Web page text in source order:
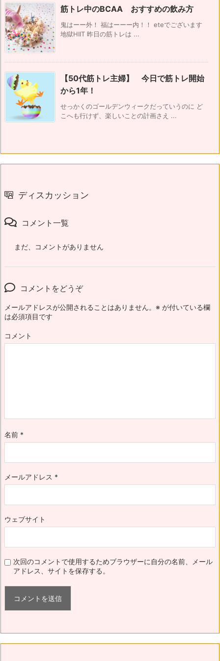
筋トレ中のBCAA おすすめの飲み方
鬼はーー外！ 福はーーー内！！ eteでございます
地獄HIIT 昨日の筋トレは ...
【50代筋トレ主婦】 今日で筋トレ開始
から1年！
せっかくのゴールデンウィークだっていうのに ど
こへも行けず、楽しいことの計画さえ ...
ディスカッション
コメント一覧
まだ、コメントがありません
コメントをどうぞ
メールアドレスが公開されることはありません。 ※ が付いている欄
は必須項目です
コメント
名前 *
メールアドレス *
ウェブサイト
次回のコメントで使用するためブラウザーに自分の名前、メール
アドレス、サイトを保存する。